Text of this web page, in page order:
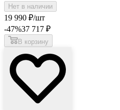
Нет в наличии
19 990 ₽/шт
-47%37 717 ₽
В корзину